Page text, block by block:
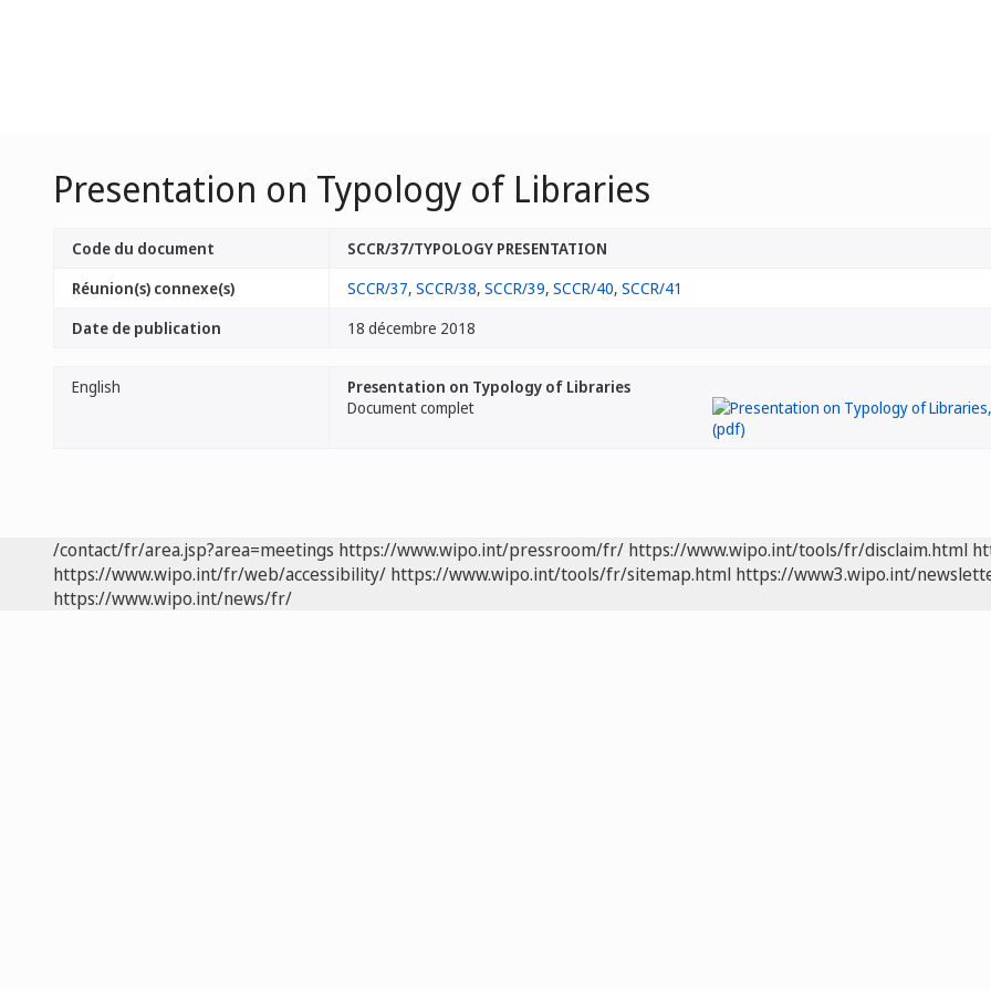
Presentation on Typology of Libraries
Code du document
SCCR/37/TYPOLOGY PRESENTATION
Réunion(s) connexe(s)
SCCR/37, SCCR/38, SCCR/39, SCCR/40, SCCR/41
Date de publication
18 décembre 2018
English
Presentation on Typology of Libraries
Document complet
/contact/fr/area.jsp?area=meetings https://www.wipo.int/pressroom/fr/ https://www.wipo.int/tools/fr/disclaim.html
https://www.wipo.int/fr/web/accessibility/ https://www.wipo.int/tools/fr/sitemap.html https://www3.wipo.int/
https://www.wipo.int/news/fr/